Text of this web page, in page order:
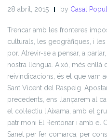
28 abril, 2015 by Casal
Trencar amb les fronteres
culturals, les geogràfiques, i
por. Atrevir-se a pensar, a
nostra llengua. Això, més enllà
reivindicacions, és el que vam
Sant Vicent del Raspeig.
precedents, ens llançarem al
el col·lectiu l'Aixama, amb el
patrimoni El Rentonar i amb el
Sanet per fer comarca, per